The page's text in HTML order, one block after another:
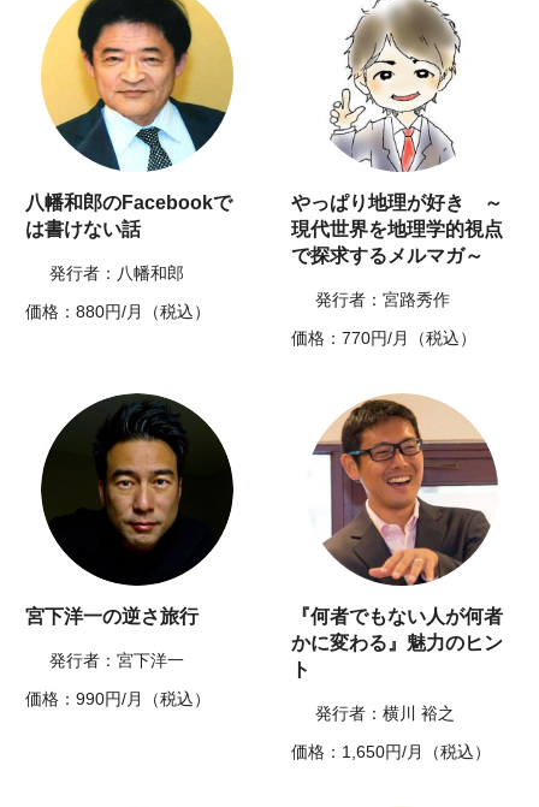
八幡和郎のFacebookで
は書けない話
発行者：八幡和郎
価格：880円/月（税込）
やっぱり地理が好き ～
現代世界を地理学的視点
で探求するメルマガ～
発行者：宮路秀作
価格：770円/月（税込）
宮下洋一の逆さ旅行
発行者：宮下洋一
価格：990円/月（税込）
『何者でもない人が何者
かに変わる』魅力のヒン
ト
発行者：横川 裕之
価格：1,650円/月（税込）